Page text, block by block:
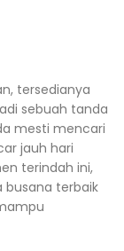
tersedianya
sebuah tanda
mesti mencari
jauh hari
terindah ini,
busana terbaik